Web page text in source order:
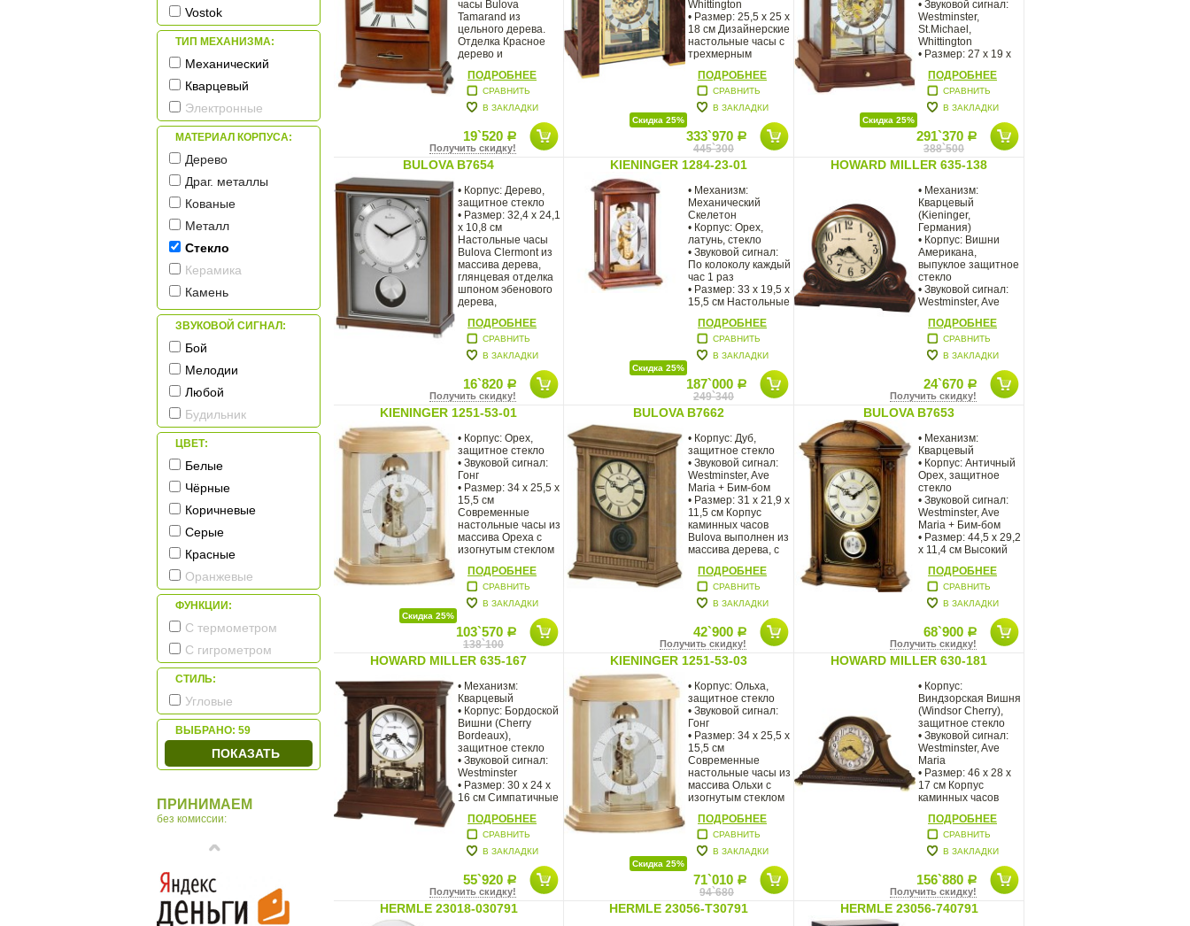
Vostok
ТИП МЕХАНИЗМА:
Механический
Кварцевый
Электронные
МАТЕРИАЛ КОРПУСА:
Дерево
Драг. металлы
Кованые
Металл
Стекло
Керамика
Камень
Пластик
ЗВУКОВОЙ СИГНАЛ:
Бой
Мелодии
Любой
Будильник
ЦВЕТ:
Белые
Чёрные
Коричневые
Серые
Красные
Оранжевые
ФУНКЦИИ:
С термометром
С гигрометром
СТИЛЬ:
Угловые
ВЫБРАНО: 59
ПОКАЗАТЬ
ПРИНИМАЕМ
без комиссии:
часы Bulova
Tamarand из
цельного дерева.
Отделка Красное
дерево и
элементы
ПОДРОБНЕЕ
СРАВНИТЬ
В ЗАКЛАДКИ
19`520 Р
Получить скидку!
Whittington
• Размер: 25,5 x 25 x
18 см Дизайнерские
настольные часы с
трехмерным
корпусом
ПОДРОБНЕЕ
СРАВНИТЬ
В ЗАКЛАДКИ
333`970 Р
445`300
Скидка 25%
• Звуковой сигнал:
Westminster,
St.Michael,
Whittington
• Размер: 27 x 19 x
механические
ПОДРОБНЕЕ
СРАВНИТЬ
В ЗАКЛАДКИ
291`370 Р
388`500
Скидка 25%
BULOVA B7654
• Корпус: Дерево,
защитное стекло
• Размер: 32,4 x 24,1
x 10,8 см
Настольные часы
Bulova Clermont из
массива дерева,
глянцевая отделка
шпоном эбенового
дерева,
ПОДРОБНЕЕ
СРАВНИТЬ
В ЗАКЛАДКИ
16`820 Р
Получить скидку!
KIENINGER 1284-23-01
• Механизм:
Механический
Скелетон
• Корпус: Орех,
латунь, стекло
• Звуковой сигнал:
По колоколу каждый
час 1 раз
• Размер: 33 х 19,5 х
15,5 см Настольные
ПОДРОБНЕЕ
СРАВНИТЬ
В ЗАКЛАДКИ
187`000 Р
249`340
Скидка 25%
HOWARD MILLER 635-138
• Механизм:
Кварцевый
(Kieninger,
Германия)
• Корпус: Вишни
Американа,
выпуклое защитное
стекло
• Звуковой сигнал:
Westminster, Ave
• Размер: 31 х 27 х
13 см
ПОДРОБНЕЕ
СРАВНИТЬ
В ЗАКЛАДКИ
24`670 Р
Получить скидку!
KIENINGER 1251-53-01
• Корпус: Орех,
защитное стекло
• Звуковой сигнал:
Гонг
• Размер: 34 x 25,5 x
15,5 см
Современные
настольные часы из
массива Ореха с
изогнутым стеклом
ПОДРОБНЕЕ
СРАВНИТЬ
В ЗАКЛАДКИ
103`570 Р
138`100
Скидка 25%
BULOVA B7662
• Корпус: Дуб,
защитное стекло
• Звуковой сигнал:
Westminster, Ave
Maria + Бим-бом
• Размер: 31 x 21,9 x
11,5 см Корпус
каминных часов
Bulova выполнен из
массива дерева, с
ПОДРОБНЕЕ
СРАВНИТЬ
В ЗАКЛАДКИ
42`900 Р
Получить скидку!
BULOVA B7653
• Механизм:
Кварцевый
• Корпус: Античный
Орех, защитное
стекло
• Звуковой сигнал:
Westminster, Ave
Maria + Бим-бом
• Размер: 44,5 x 29,2
x 11,4 см Высокий
ПОДРОБНЕЕ
СРАВНИТЬ
В ЗАКЛАДКИ
68`900 Р
Получить скидку!
HOWARD MILLER 635-167
• Механизм:
Кварцевый
• Корпус: Бордоской
Вишни (Cherry
Bordeaux),
защитное стекло
• Звуковой сигнал:
Westminster
• Размер: 30 х 24 х
16 см Симпатичные
ПОДРОБНЕЕ
СРАВНИТЬ
В ЗАКЛАДКИ
55`920 Р
Получить скидку!
KIENINGER 1251-53-03
• Корпус: Ольха,
защитное стекло
• Звуковой сигнал:
Гонг
• Размер: 34 x 25,5 x
15,5 см
Современные
настольные часы из
массива Ольхи с
изогнутым стеклом
ПОДРОБНЕЕ
СРАВНИТЬ
В ЗАКЛАДКИ
71`010 Р
94`680
Скидка 25%
HOWARD MILLER 630-181
• Корпус:
Виндзорская Вишня
(Windsor Cherry),
защитное стекло
• Звуковой сигнал:
Westminster, Ave
Maria
• Размер: 46 х 28 х
17 см Корпус
каминных часов
GRANT изготовлен
ПОДРОБНЕЕ
СРАВНИТЬ
В ЗАКЛАДКИ
156`880 Р
Получить скидку!
HERMLE 23018-030791 HERMLE 23056-T30791 HERMLE 23056-740791